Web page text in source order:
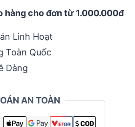
hàng cho đơn từ 1.000.000đ
Linh Hoạt
Toàn Quốc
Dàng
AN TOÀN